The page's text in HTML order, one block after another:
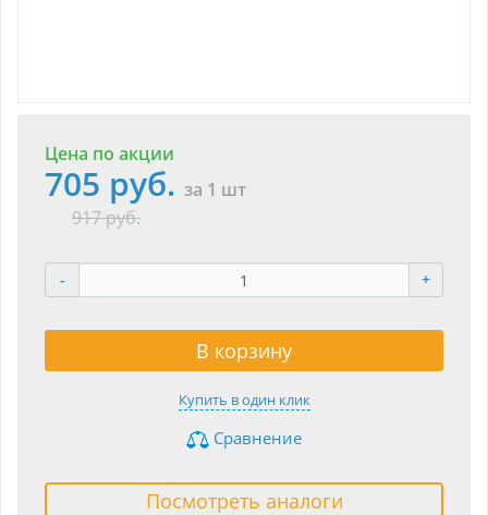
Цена по акции
705 руб. за 1 шт
917 руб.
- +
В корзину
Купить в один клик
Сравнение
Посмотреть аналоги